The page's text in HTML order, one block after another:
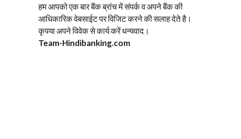
हम आपको एक बार बैंक ब्रांच में संपर्क व अपने बैंक की
आधिकारिक वेबसाईट पर विजिट करने की सलाह देते है।
कृपया अपने विवेक से कार्य करें धन्यवाद।
Team-Hindibanking.com